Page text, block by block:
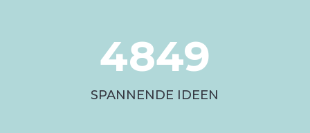
4849
SPANNENDE IDEEN